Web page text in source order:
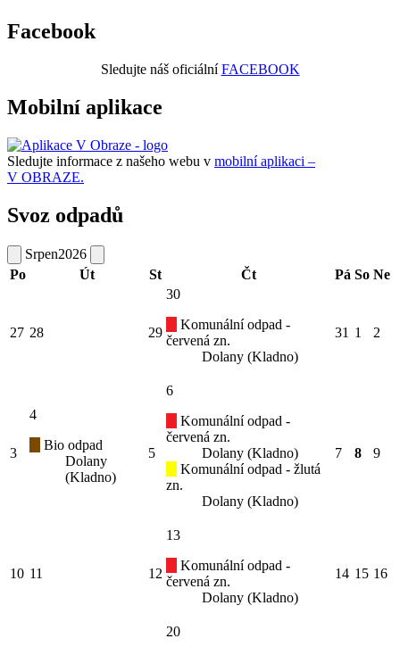
Facebook
Sledujte náš oficiálníFACEBOOK
Mobilní aplikace
Sledujte informace z našeho webu v mobilní aplikaci –
V OBRAZE.
Svoz odpadů
Srpen2026
Po
Út St Čt Pá So Ne
27 28 29
30
Komunální odpad -
červená zn.
Dolany (Kladno)
31 1 2
3
4
Bio odpad
Dolany
(Kladno)
5
6
Komunální odpad -
červená zn.
Dolany (Kladno)
Komunální odpad - žlutá
zn.
Dolany (Kladno)
7 8 9
10 11 12
13
Komunální odpad -
červená zn.
Dolany (Kladno)
14 15 16
20